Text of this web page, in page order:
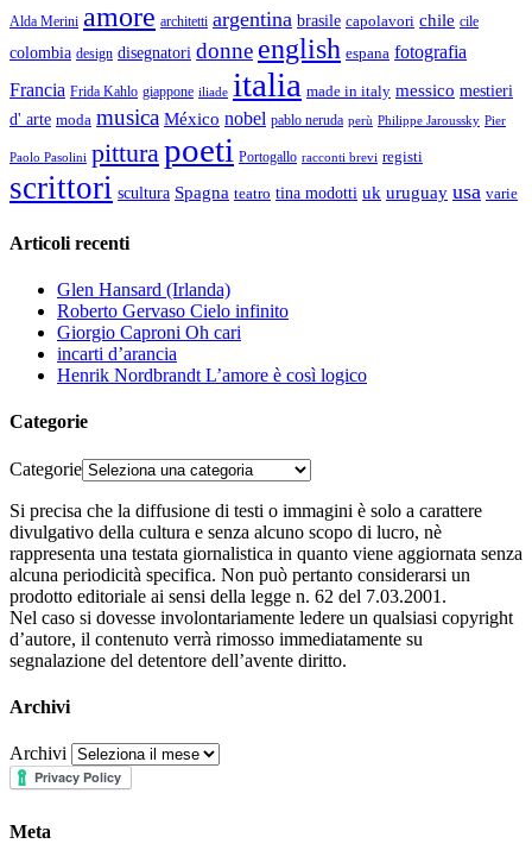
Alda Merini amore architetti argentina brasile capolavori chile cile
colombia design disegnatori donne english espana fotografia
Francia Frida Kahlo giappone iliade italia made in italy messico mestieri
d' arte moda musica México nobel pablo neruda perù Philippe Jaroussky Pier
Paolo Pasolini pitturapoeti Portogallo racconti brevi registi
scrittori scultura Spagna teatro tina modotti uk uruguay usa varie
Articoli recenti
Glen Hansard (Irlanda)
Roberto Gervaso Cielo infinito
Giorgio Caproni Oh cari
incarti d’arancia
Henrik Nordbrandt L’amore è così logico
Categorie
Categorie
Si precisa che la diffusione di testi o immagini è solo a carattere
divulgativo della cultura e senza alcuno scopo di lucro, nè
rappresenta una testata giornalistica in quanto viene aggiornata senza
alcuna periodicità specifica. Non può pertanto considerarsi un
prodotto editoriale ai sensi della legge n. 62 del 7.03.2001.
Nel caso si dovesse involontariamente ledere un qualsiasi copyright
d’autore, il contenuto verrà rimosso immediatamente su
segnalazione del detentore dell’avente diritto.
Archivi
Archivi
Meta